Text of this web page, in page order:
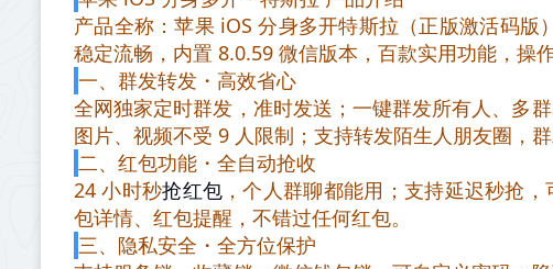
产品全称：苹果 iOS 分身多开特斯拉（正版激活码版
稳定流畅，内置 8.0.59 微信版本，百款实用功能，操
一、群发转发・高效省心
全网独家定时群发，准时发送；一键群发所有人、多
图片、视频不受 9 人限制；支持转发陌生人朋友圈，群
二、红包功能・全自动抢收
24 小时秒抢红包 ，个人群聊都能用；支持延迟秒抢
包详情、红包提醒，不错过任何红包。
三、隐私安全・全方位保护